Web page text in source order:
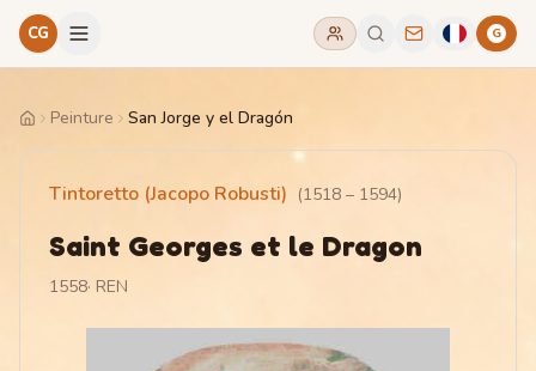
CG G
HomePeinture San Jorge y el Dragón
Tintoretto (Jacopo Robusti) (1518 – 1594)
Saint Georges et le Dragon
1558· REN